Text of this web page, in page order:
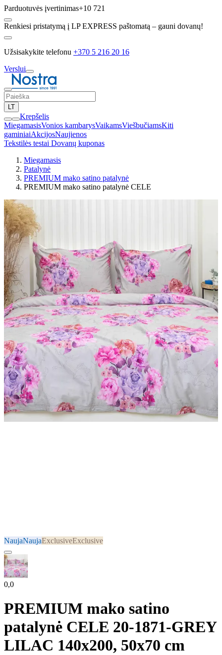
Parduotuvės įvertinimas+10 721
Renkiesi pristatymą į LP EXPRESS paštomatą – gauni dovanų!
Užsisakykite telefonu +370 5 216 20 16
Verslui
LT
Krepšelis
MiegamasisVonios kambarysVaikamsViešbučiamsKiti
gaminiaiAkcijosNaujienos
Tekstilės testai Dovanų kuponas
Miegamasis
Patalynė
PREMIUM mako satino patalynė
PREMIUM mako satino patalynė CELE
NaujaNaujaExclusiveExclusive
0,0
PREMIUM mako satino
patalynė CELE 20-1871-GREY
LILAC 140x200, 50x70 cm